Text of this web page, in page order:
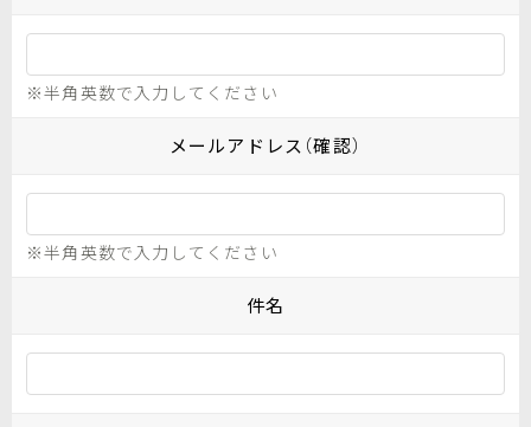
※半角英数で入力してください
メールアドレス（確認）
※半角英数で入力してください
件名